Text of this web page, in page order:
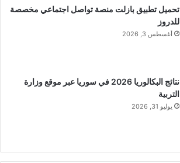
تحميل تطبيق بازلت منصة تواصل اجتماعي مخصصة
للدروز
أغسطس 3, 2026
نتائج البكالوريا 2026 في سوريا عبر موقع وزارة
التربية
يوليو 31, 2026